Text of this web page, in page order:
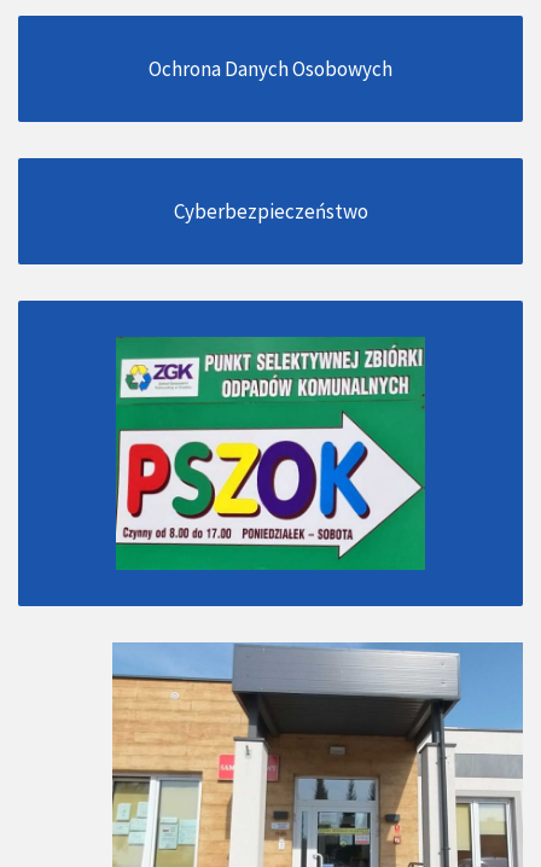
Ochrona Danych Osobowych
Cyberbezpieczeństwo